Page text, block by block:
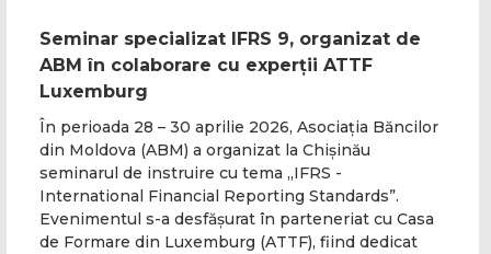
Seminar specializat IFRS 9, organizat de
ABM în colaborare cu experții ATTF
Luxemburg
În perioada 28 – 30 aprilie 2026, Asociația Băncilor
din Moldova (ABM) a organizat la Chișinău
seminarul de instruire cu tema „IFRS -
International Financial Reporting Standards”.
Evenimentul s-a desfășurat în parteneriat cu Casa
de Formare din Luxemburg (ATTF), fiind dedicat